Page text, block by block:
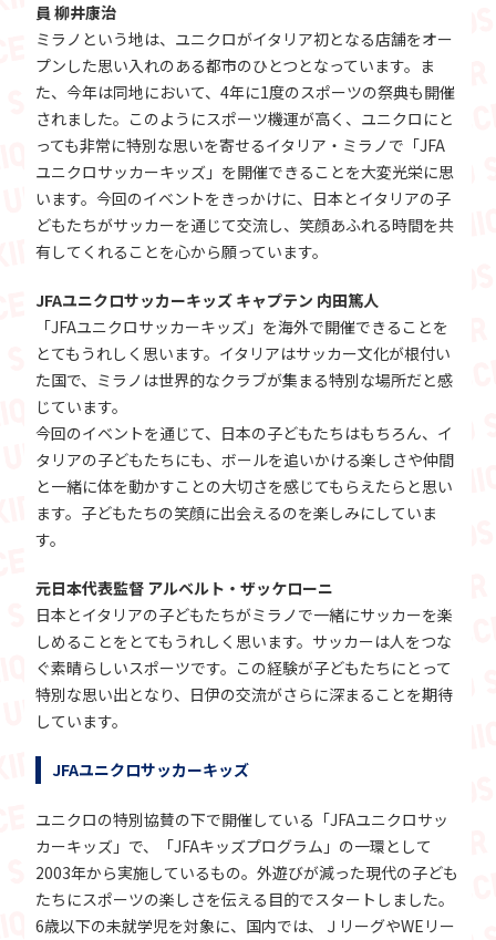
員 柳井康治
ミラノという地は、ユニクロがイタリア初となる店舗をオー
プンした思い入れのある都市のひとつとなっています。ま
た、今年は同地において、4年に1度のスポーツの祭典も開催
されました。このようにスポーツ機運が高く、ユニクロにと
っても非常に特別な思いを寄せるイタリア・ミラノで「JFA
ユニクロサッカーキッズ」を開催できることを大変光栄に思
います。今回のイベントをきっかけに、日本とイタリアの子
どもたちがサッカーを通じて交流し、笑顔あふれる時間を共
有してくれることを心から願っています。
JFAユニクロサッカーキッズ キャプテン 内田篤人
「JFAユニクロサッカーキッズ」を海外で開催できることを
とてもうれしく思います。イタリアはサッカー文化が根付い
た国で、ミラノは世界的なクラブが集まる特別な場所だと感
じています。
今回のイベントを通じて、日本の子どもたちはもちろん、イ
タリアの子どもたちにも、ボールを追いかける楽しさや仲間
と一緒に体を動かすことの大切さを感じてもらえたらと思い
ます。子どもたちの笑顔に出会えるのを楽しみにしていま
す。
元日本代表監督 アルベルト・ザッケローニ
日本とイタリアの子どもたちがミラノで一緒にサッカーを楽
しめることをとてもうれしく思います。サッカーは人をつな
ぐ素晴らしいスポーツです。この経験が子どもたちにとって
特別な思い出となり、日伊の交流がさらに深まることを期待
しています。
JFAユニクロサッカーキッズ
ユニクロの特別協賛の下で開催している「JFAユニクロサッ
カーキッズ」で、「JFAキッズプログラム」の一環として
2003年から実施しているもの。外遊びが減った現代の子ども
たちにスポーツの楽しさを伝える目的でスタートしました。
6歳以下の未就学児を対象に、国内では、ＪリーグやWEリー